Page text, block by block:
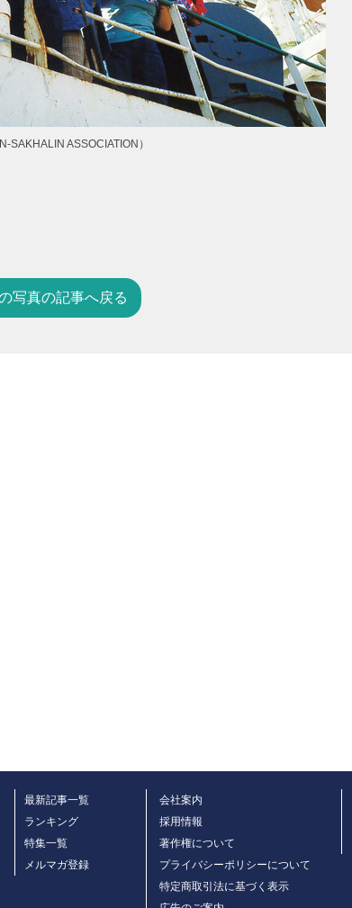
ASSOCIATION）
写真の記事へ戻る
最新記事一覧
ランキング
特集一覧
メルマガ登録
会社案内
採用情報
著作権について
プライバシーポリシーについて
特定商取引法に基づく表示